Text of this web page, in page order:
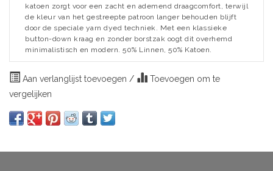
katoen zorgt voor een zacht en ademend draagcomfort, terwijl
de kleur van het gestreepte patroon langer behouden blijft
door de speciale yarn dyed techniek. Met een klassieke
button-down kraag en zonder borstzak oogt dit overhemd
minimalistisch en modern. 50% Linnen, 50% Katoen.
Aan verlanglijst toevoegen /
Toevoegen om te
vergelijken